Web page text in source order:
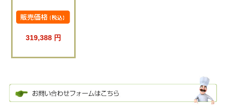
319,388 円